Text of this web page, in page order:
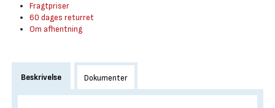
Fragtpriser
60 dages returret
Om afhentning
Beskrivelse Dokumenter